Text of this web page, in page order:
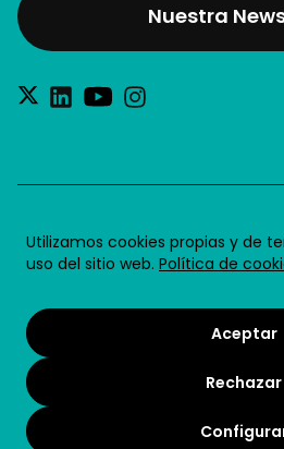
Utilizamos cookies propias y de
uso del sitio web. Política de
Aceptar
Rechazar
Nuestra
®2026 Future for Work SL
Política de privacidad
Política de cookies
Condiciones de uso
Términos y condiciones